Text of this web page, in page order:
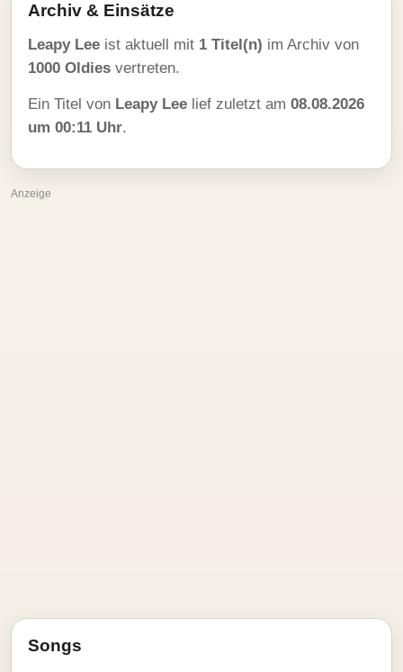
Archiv & Einsätze
Leapy Lee ist aktuell mit 1 Titel(n) im Archiv von
1000 Oldies vertreten.
Ein Titel von Leapy Lee lief zuletzt am 08.08.2026
um 00:11 Uhr.
Anzeige
Songs